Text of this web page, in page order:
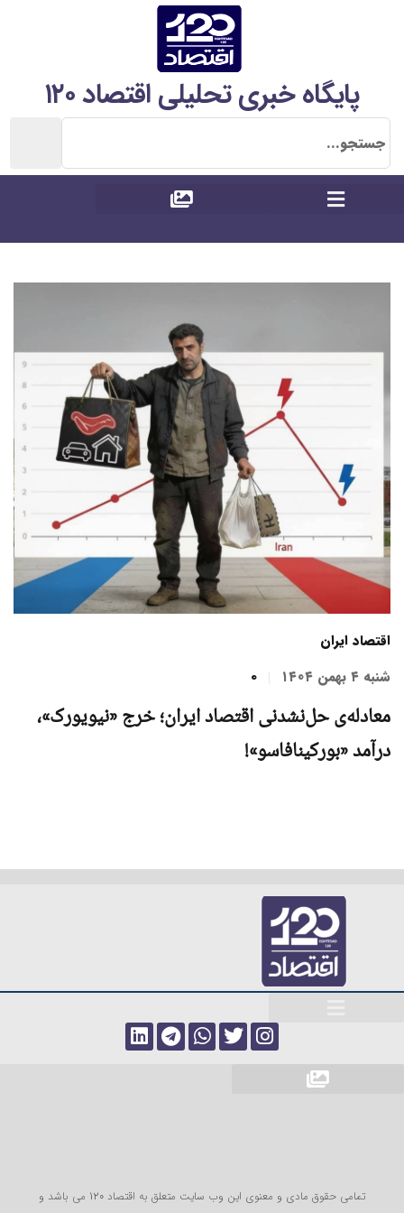
پایگاه خبری تحلیلی اقتصاد ۱۲۰
اقتصاد ایران
شنبه ۴ بهمن ۱۴۰۴
0
معادله‌ی حل‌نشدنی اقتصاد ایران؛ خرج «نیویورک»،
درآمد «بورکینافاسو»!
تمامی حقوق مادی و معنوی این وب سایت متعلق به اقتصاد 120 می باشد و